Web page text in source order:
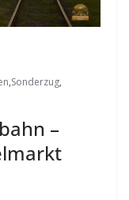
,Sonderzug,
–